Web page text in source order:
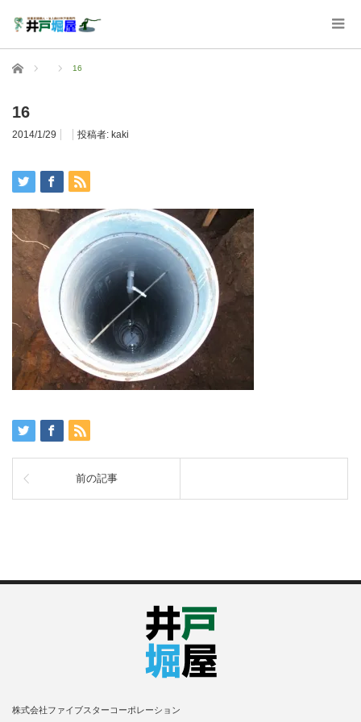
ホーム 16
16
2014/1/29 投稿者: kaki
前の記事
株式会社ファイブスターコーポレーション